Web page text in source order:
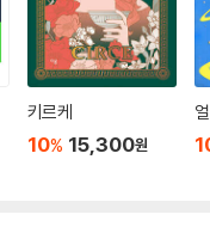
키르케
10% 15,300원